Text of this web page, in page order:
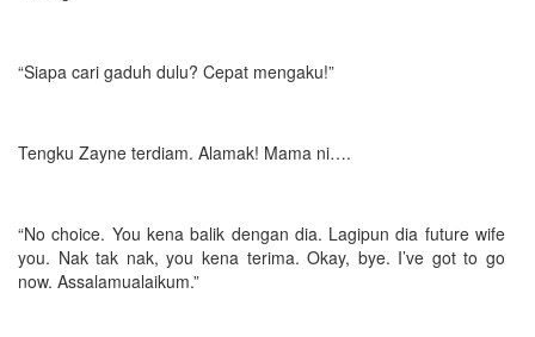
“Siapa cari gaduh dulu? Cepat mengaku!”
Tengku Zayne terdiam. Alamak! Mama ni….
“No choice. You kena balik dengan dia. Lagipun dia future wife
you. Nak tak nak, you kena terima. Okay, bye. I’ve got to go
now. Assalamualaikum.”